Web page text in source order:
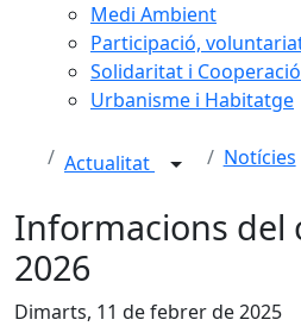
Medi Ambient
Participació,
Solidaritat i Cooperació
Urbanisme i Habitatge
Actualitat Notícies
Informacions del
2026
Dimarts, 11 de febrer de 2025